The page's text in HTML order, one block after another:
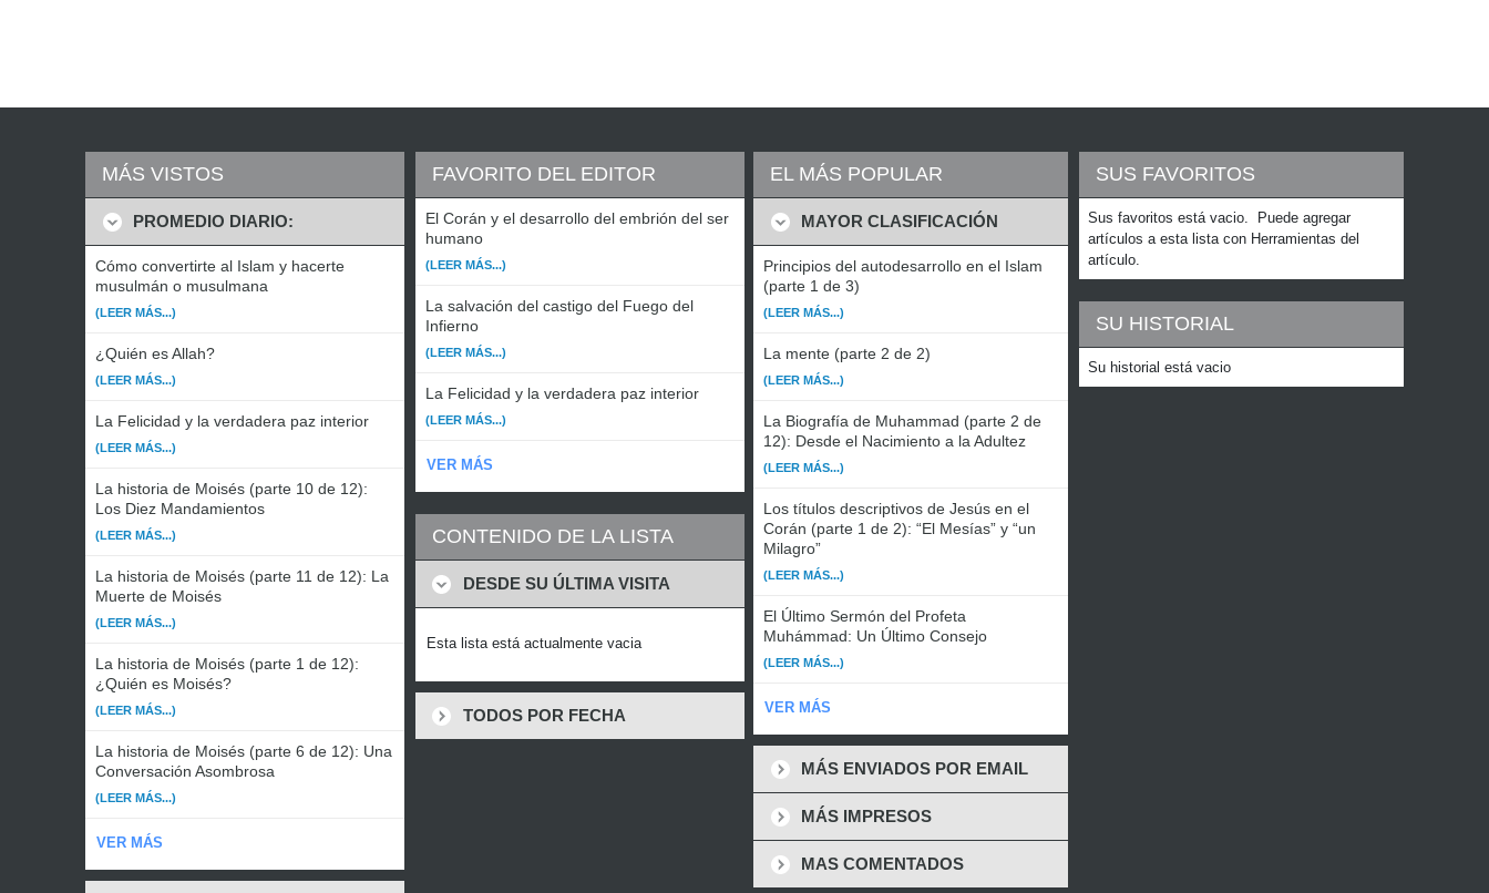
MÁS VISTOS
PROMEDIO DIARIO:
Cómo convertirte al Islam y hacerte
musulmán o musulmana
(LEER MÁS...)
¿Quién es Allah?
(LEER MÁS...)
La Felicidad y la verdadera paz interior
(LEER MÁS...)
La historia de Moisés (parte 10 de 12):
Los Diez Mandamientos
(LEER MÁS...)
La historia de Moisés (parte 11 de 12): La
Muerte de Moisés
(LEER MÁS...)
La historia de Moisés (parte 1 de 12):
¿Quién es Moisés?
(LEER MÁS...)
La historia de Moisés (parte 6 de 12): Una
Conversación Asombrosa
(LEER MÁS...)
VER MÁS
FAVORITO DEL EDITOR
El Corán y el desarrollo del embrión del ser
humano
(LEER MÁS...)
La salvación del castigo del Fuego del
Infierno
(LEER MÁS...)
La Felicidad y la verdadera paz interior
(LEER MÁS...)
VER MÁS
CONTENIDO DE LA LISTA
DESDE SU ÚLTIMA VISITA
Esta lista está actualmente vacia
TODOS POR FECHA
EL MÁS POPULAR
MAYOR CLASIFICACIÓN
Principios del autodesarrollo en el Islam
(parte 1 de 3)
(LEER MÁS...)
La mente (parte 2 de 2)
(LEER MÁS...)
La Biografía de Muhammad (parte 2 de
12): Desde el Nacimiento a la Adultez
(LEER MÁS...)
Los títulos descriptivos de Jesús en el
Corán (parte 1 de 2): “El Mesías” y “un
Milagro”
(LEER MÁS...)
El Último Sermón del Profeta
Muhámmad: Un Último Consejo
(LEER MÁS...)
VER MÁS
MÁS ENVIADOS POR EMAIL
MÁS IMPRESOS
MAS COMENTADOS
SUS FAVORITOS
Sus favoritos está vacio. Puede agregar
artículos a esta lista con Herramientas del
artículo.
SU HISTORIAL
Su historial está vacio